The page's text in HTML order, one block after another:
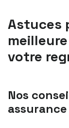
Astuces
votre
Nos